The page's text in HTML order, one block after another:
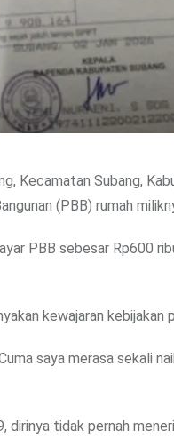
Kecamatan Subang,
(PBB) rumah
PBB sebesar Rp600
kewajaran kebijakan
saya merasa sekali
dirinya tidak pernah